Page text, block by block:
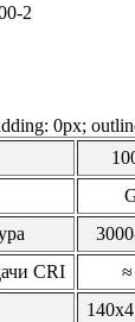
2
0px;
CRI
≈